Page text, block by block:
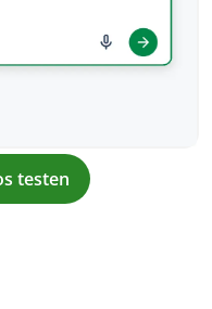
testen